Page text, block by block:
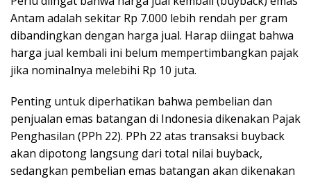
Antam adalah sekitar Rp 7.000 lebih rendah per gram
dibandingkan dengan harga jual. Harap diingat bahwa
harga jual kembali ini belum mempertimbangkan pajak
jika nominalnya melebihi Rp 10 juta.
Penting untuk diperhatikan bahwa pembelian dan
penjualan emas batangan di Indonesia dikenakan Pajak
Penghasilan (PPh 22). PPh 22 atas transaksi buyback
akan dipotong langsung dari total nilai buyback,
sedangkan pembelian emas batangan akan dikenakan